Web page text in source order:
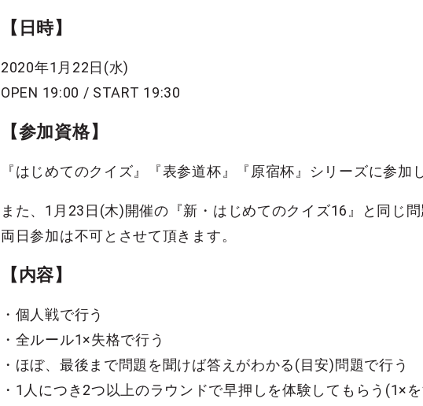
【日時】
2020年1月22日(水)
OPEN 19:00 / START 19:30
【参加資格】
『はじめてのクイズ』『表参道杯』『原宿杯』シリーズに参加
また、1月23日(木)開催の『新・はじめてのクイズ16』と同じ問
両日参加は不可とさせて頂きます。
【内容】
・個人戦で行う
・全ルール1×失格で行う
・ほぼ、最後まで問題を聞けば答えがわかる(目安)問題で行う
・1人につき2つ以上のラウンドで早押しを体験してもらう(1×